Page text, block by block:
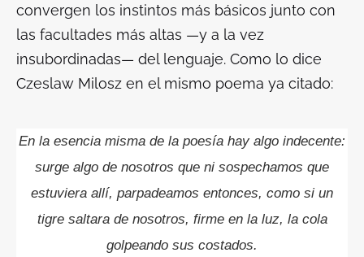
convergen los instintos más básicos junto con
las facultades más altas —y a la vez
insubordinadas— del lenguaje. Como lo dice
Czeslaw Milosz en el mismo poema ya citado:
En la esencia misma de la poesía hay algo indecente:
surge algo de nosotros que ni sospechamos que
estuviera allí, parpadeamos entonces, como si un
tigre saltara de nosotros, firme en la luz, la cola
golpeando sus costados.